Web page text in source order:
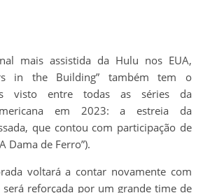
mais assistida da Hulu nos EUA,
in the Building” também tem o
visto entre todas as séries da
em 2023: a estreia da
que contou com participação de
Dama de Ferro”).
voltará a contar novamente com
será reforçada por um grande time de